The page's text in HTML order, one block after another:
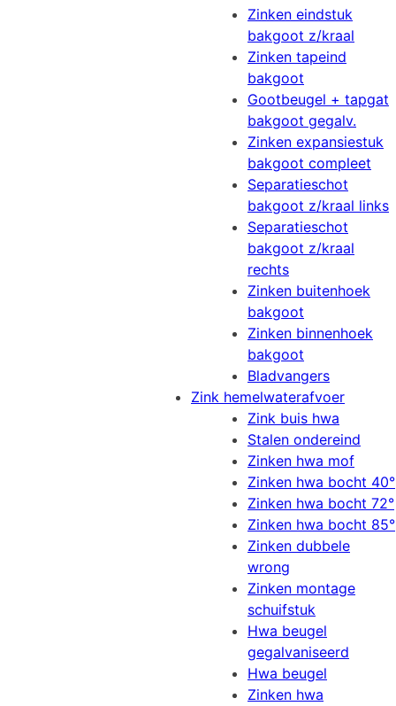
Zinken eindstuk
bakgoot z/kraal
Zinken tapeind
bakgoot
Gootbeugel + tapgat
bakgoot gegalv.
Zinken expansiestuk
bakgoot compleet
Separatieschot
bakgoot z/kraal links
Separatieschot
bakgoot z/kraal
rechts
Zinken buitenhoek
bakgoot
Zinken binnenhoek
bakgoot
Bladvangers
Zink hemelwaterafvoer
Zink buis hwa
Stalen ondereind
Zinken hwa mof
Zinken hwa bocht 40°
Zinken hwa bocht 72°
Zinken hwa bocht 85°
Zinken dubbele
wrong
Zinken montage
schuifstuk
Hwa beugel
gegalvaniseerd
Hwa beugel
Zinken hwa